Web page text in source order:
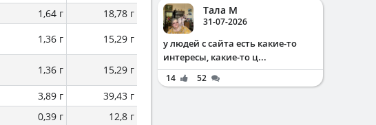
1,64 г
18,78 г
1,36 г
15,29 г
1,36 г
15,29 г
3,89 г
39,43 г
0,39 г
12,8 г
Тала М
31-07-2026
у людей с сайта есть какие-то
интересы, какие-то ц...
14 52